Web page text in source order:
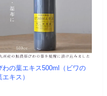
わの葉エキス500ml（ビワの
エキス）